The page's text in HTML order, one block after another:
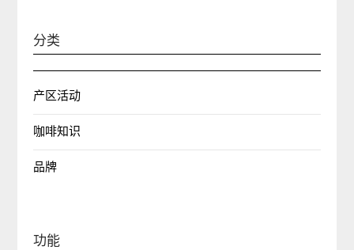
分类
产区活动
咖啡知识
品牌
功能